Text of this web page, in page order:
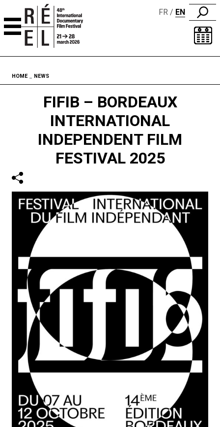
FR EN
Fil d'ariane
HOME NEWS
FIFIB – BORDEAUX
INTERNATIONAL
INDEPENDENT FILM
FESTIVAL 2025